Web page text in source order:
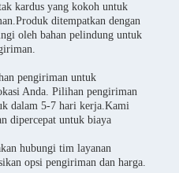
kardus yang kokoh untuk
ditempatkan dengan
oleh bahan pelindung untuk
pengiriman untuk
Anda. Pilihan pengiriman
dalam 5-7 hari kerja.Kami
dipercepat untuk biaya
hubungi tim layanan
opsi pengiriman dan harga.